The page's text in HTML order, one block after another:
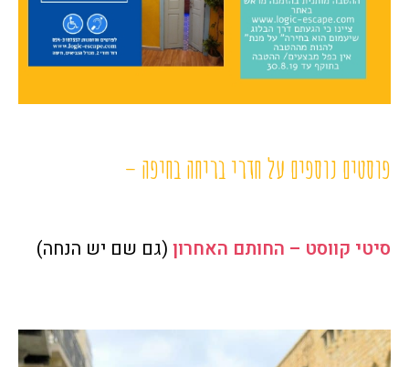
פוסטים נוספים על חדרי בריחה בחיפה –
סיטי קווסט – החותם האחרון (גם שם יש הנחה)